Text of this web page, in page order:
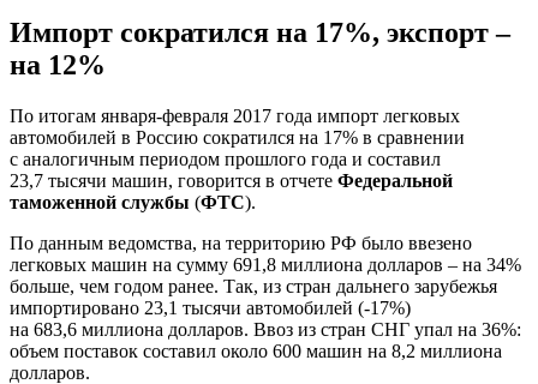
Импорт сократился на 17%, экспорт –
на 12%
По итогам января-февраля 2017 года импорт легковых
автомобилей в Россию сократился на 17% в сравнении
с аналогичным периодом прошлого года и составил
23,7 тысячи машин, говорится в отчете Федеральной
таможенной службы (ФТС).
По данным ведомства, на территорию РФ было ввезено
легковых машин на сумму 691,8 миллиона долларов – на 34%
больше, чем годом ранее. Так, из стран дальнего зарубежья
импортировано 23,1 тысячи автомобилей (-17%)
на 683,6 миллиона долларов. Ввоз из стран СНГ упал на 36%:
объем поставок составил около 600 машин на 8,2 миллиона
долларов.